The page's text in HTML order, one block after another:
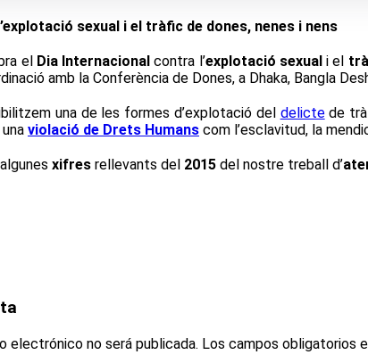
sexual i el tràfic de dones, nenes i nens
el Dia Internacional contra l’explotació sexuali el
amb la Conferència de Dones, a Dhaka, Bangla
una de les formes d’explotació del delictede
violació de Drets Humans com l’esclavitud, la
xifres rellevants del 2015 del nostre treball d’
electrónico no será publicada. Los campos obligatorios